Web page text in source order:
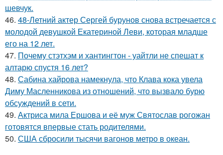
шевчук.
46. 48-Летний актер Сергей бурунов снова встречается с
молодой девушкой Екатериной Леви, которая младше
его на 12 лет.
47. Почему стэтхэм и хантингтон - уайтли не спешат к
алтарю спустя 16 лет?
48. Сабина хайрова намекнула, что Клава кока увела
Диму Масленникова из отношений, что вызвало бурю
обсуждений в сети.
49. Актриса мила Ершова и её муж Святослав рогожан
готовятся впервые стать родителями.
50. США сбросили тысячи вагонов метро в океан.